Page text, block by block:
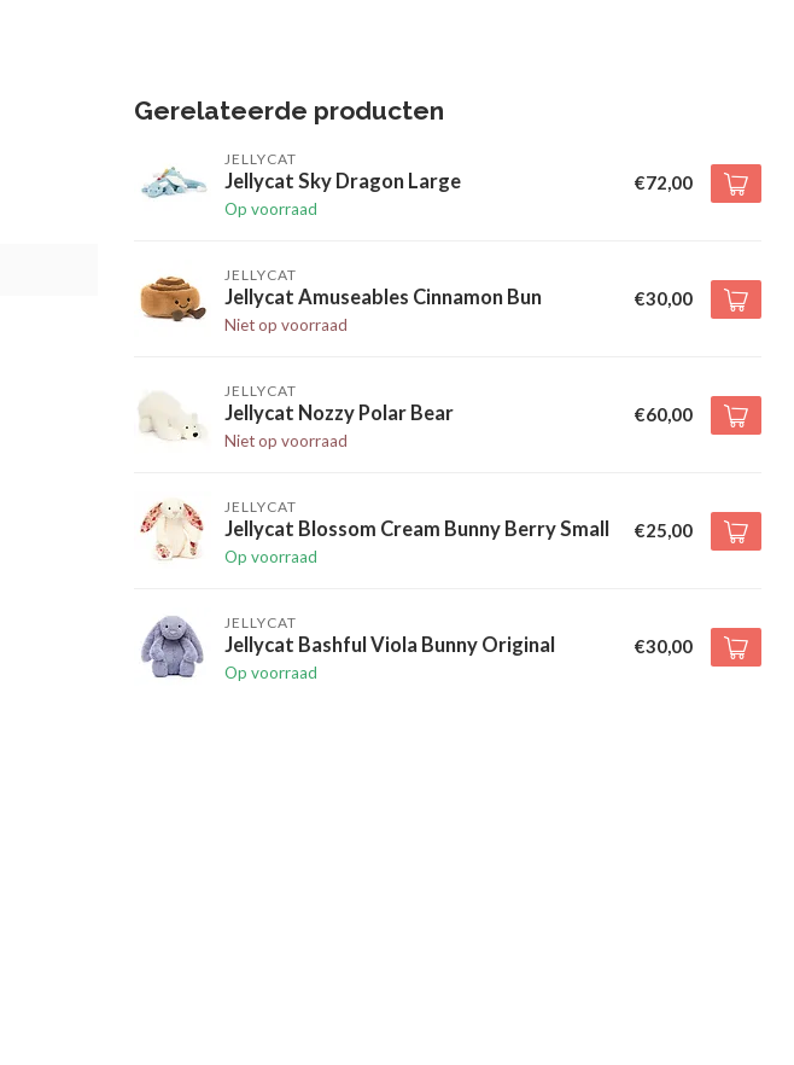
Gerelateerde producten
JELLYCAT
Jellycat Sky Dragon Large
Op voorraad
€72,00
JELLYCAT
Jellycat Amuseables Cinnamon Bun
Niet op voorraad
€30,00
JELLYCAT
Jellycat Nozzy Polar Bear
Niet op voorraad
€60,00
JELLYCAT
Jellycat Blossom Cream Bunny Berry Small
Op voorraad
€25,00
JELLYCAT
Jellycat Bashful Viola Bunny Original
Op voorraad
€30,00